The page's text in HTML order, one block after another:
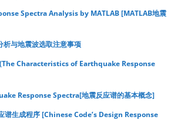
Spectra Analysis by MATLAB [MATLAB地震
析与地震波选取注意事项
(The Characteristics of Earthquake Response
Response Spectra[地震反应谱的基本概念]
谱生成程序 [Chinese Code’s Design Response